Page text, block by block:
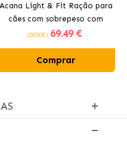
Acana Light & Fit Ração para
cães com sobrepeso com
frango fresco
(DESDE) 69.49 €
Comprar